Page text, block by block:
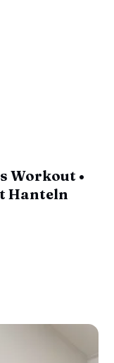
Workout •
Hanteln